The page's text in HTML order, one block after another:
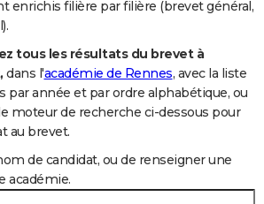
enrichis filière par filière (brevet général,
tous les résultats du brevet à
dans l'académie de Rennes, avec la liste
par année et par ordre alphabétique, ou
moteur de recherche ci-dessous pour
au brevet.
de candidat, ou de renseigner une
académie.